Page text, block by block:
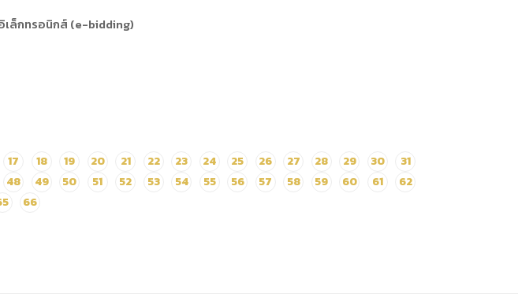
เล็กทรอนิกส์ (e-bidding)
17 18 19 20 21 22 23 24 25 26 27 28 29 30
31
48 49 50 51 52 53 54 55 56 57 58 59 60 61
62
66